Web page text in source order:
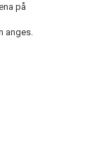
på
anges.